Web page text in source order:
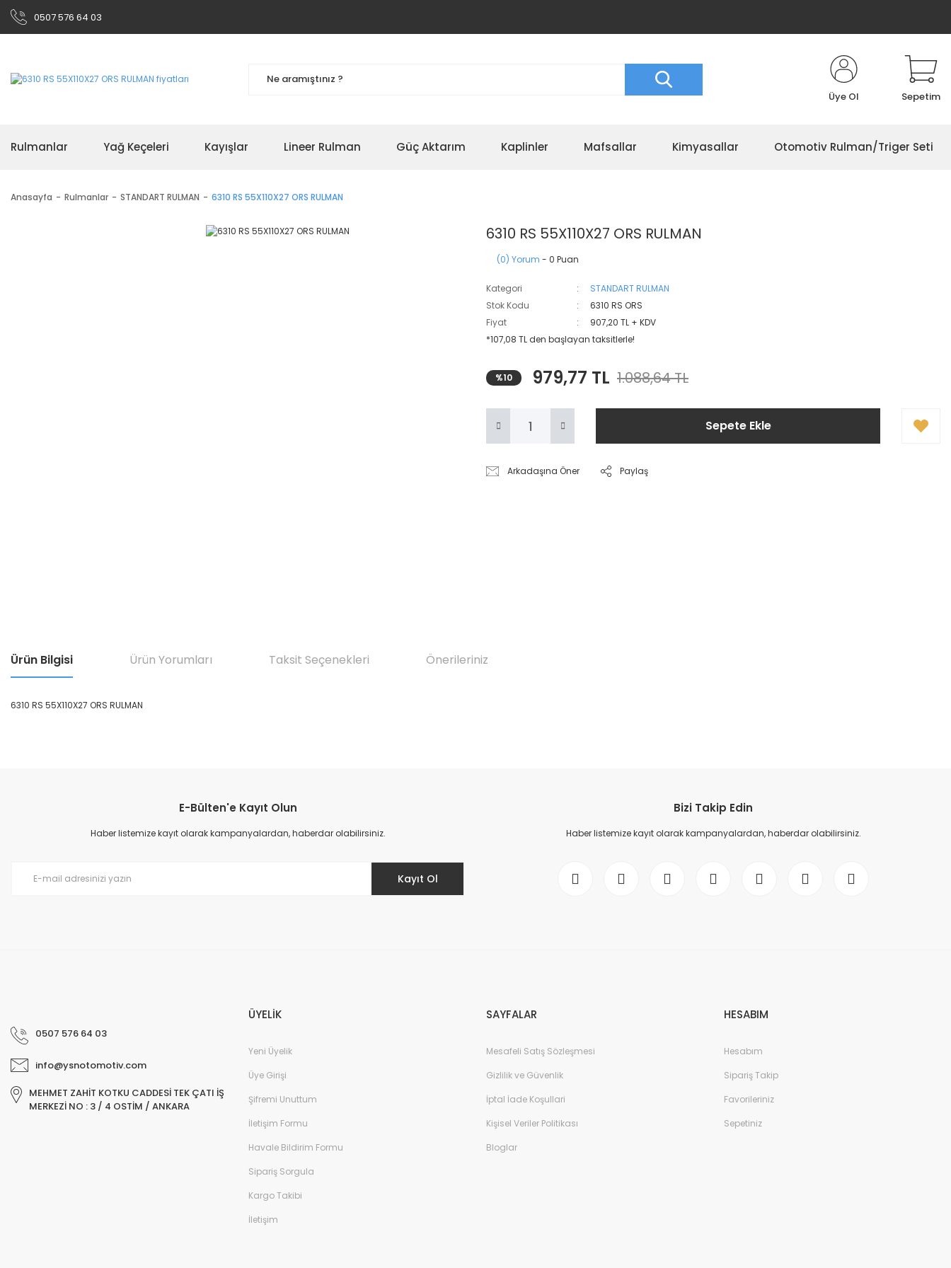
0507 576 64 03
Üye Ol Sepetim
Rulmanlar Yağ Keçeleri Kayışlar Lineer Rulman Güç Aktarım Kaplinler Mafsallar Kimyasallar Otomotiv Rulman/Triger Seti
Anasayfa Rulmanlar STANDART RULMAN 6310 RS 55X110X27 ORS RULMAN
6310 RS 55X110X27 ORS RULMAN
(0) Yorum - 0 Puan
Kategori
STANDART RULMAN
Stok Kodu
6310 RS ORS
Fiyat
907,20 TL + KDV
*107,08 TL den başlayan taksitlerle!
%10 979,77 TL 1.088,64 TL
Sepete Ekle
Arkadaşına Öner Paylaş
Ürün Bilgisi Ürün Yorumları Taksit Seçenekleri Önerileriniz
6310 RS 55X110X27 ORS RULMAN
Ürün resmi kalitesiz, bozuk veya görüntülenemiyor.
Ürün açıklamasında eksik bilgiler bulunuyor.
E-Bülten'e Kayıt Olun
Haber listemize kayıt olarak kampanyalardan, haberdar olabilirsiniz.
Kayıt Ol
Bizi Takip Edin
Haber listemize kayıt olarak kampanyalardan, haberdar olabilirsiniz.
0507 576 64 03
info@ysnotomotiv.com
MEHMET ZAHİT KOTKU CADDESİ TEK ÇATI İŞ
MERKEZİ NO : 3 / 4 OSTİM / ANKARA
ÜYELİK
Yeni Üyelik
Üye Girişi
Şifremi Unuttum
İletişim Formu
Havale Bildirim Formu
Sipariş Sorgula
Kargo Takibi
İletişim
SAYFALAR
Mesafeli Satış Sözleşmesi
Gizlilik ve Güvenlik
İptal İade Koşullari
Kişisel Veriler Politikası
Bloglar
HESABIM
Hesabım
Sipariş Takip
Favorileriniz
Sepetiniz